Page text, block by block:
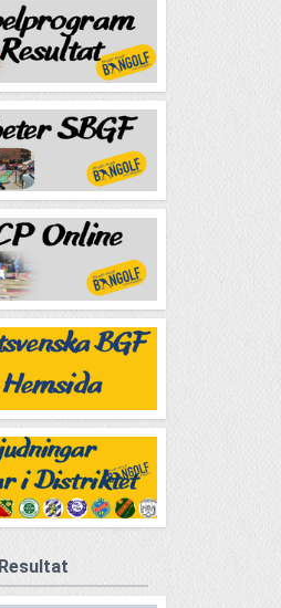
Resultat